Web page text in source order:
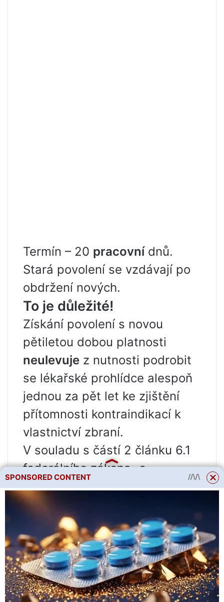
Termín – 20 pracovnídnů.
Stará povolení se vzdávají po
obdržení nových.
To je důležité!
Získání povolení s novou
pětiletou dobou platnosti
neulevuje z nutnosti podrobit
se lékařské prohlídce alespoň
jednou za pět let ke zjištění
přítomnosti kontraindikací k
vlastnictví zbraní.
V souladu s částí 2 článku 6.1
federálního zákona „o
zbraních“ je tato frekvence
držení maximální přípustná a
nezávisí na době platnosti
zbrojních povolení občana.
Také získání povolení s novou
dobou platnostineulevuje
Majitelé zbraní pro sebeobranu
SPONSORED CONTENT